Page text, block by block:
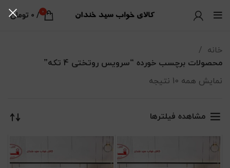
0
/
0 تومان
خانه
محصولات برچسب خورده “سرویس روتختی 4 تکه”
نمایش همه 10 نتیجه
مشاهده فیلترها